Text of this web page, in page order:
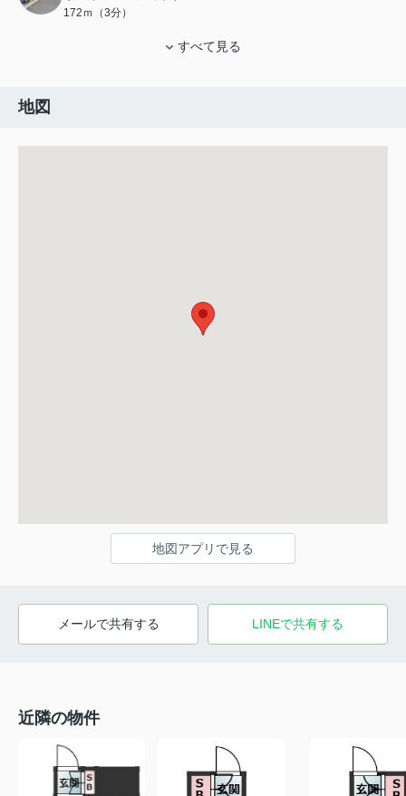
172ｍ（3分）
すべて見る
地図
地図アプリで見る
メールで共有する LINEで共有する
近隣の物件